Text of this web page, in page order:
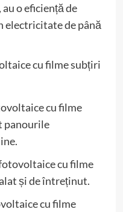
o eficiență de
electricitate de până
cu filme subțiri
cu filme
panourile
cu filme
și de întreținut.
cu filme